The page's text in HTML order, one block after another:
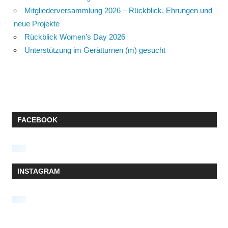
Mitgliederversammlung 2026 – Rückblick, Ehrungen und
neue Projekte
Rückblick Women’s Day 2026
Unterstützung im Gerätturnen (m) gesucht
FACEBOOK
INSTAGRAM